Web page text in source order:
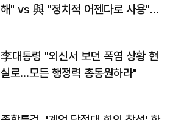
해" vs 與 "정치적 어젠다로 사용"
李대통령 "외신서 보던 폭염 상황 현
실로…모든 행정력 총동원하라"